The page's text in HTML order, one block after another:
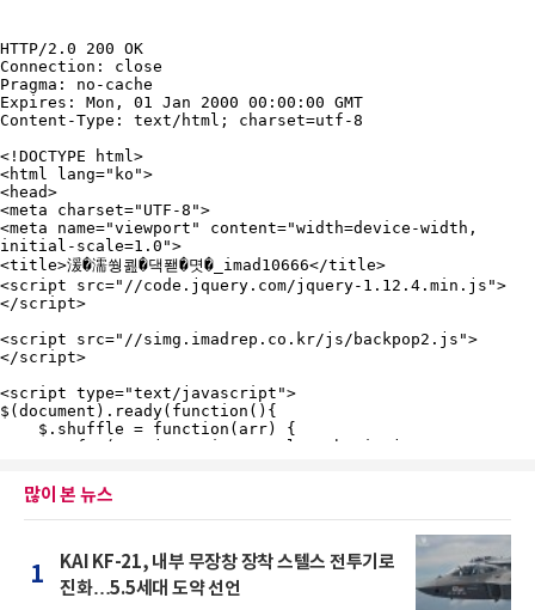
많이 본 뉴스
1
KAI KF-21, 내부 무장창 장착 스텔스 전투기로
진화…5.5세대 도약 선언